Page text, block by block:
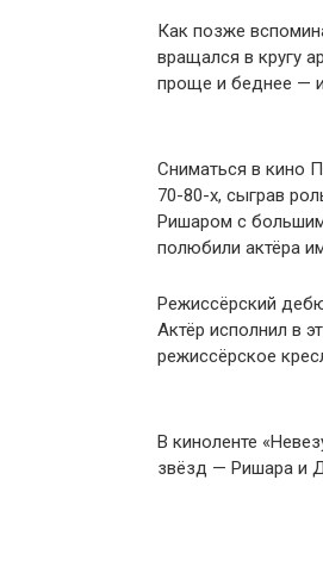
Как позже
вращался в кругу
проще и беднее —
Сниматься в кино
70-80-х, сыграв
Ришаром с большим
полюбили актёра
Режиссёрский
Актёр исполнил в
режиссёрское
В киноленте
звёзд — Ришара и